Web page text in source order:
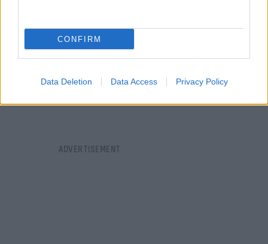
CONFIRM
Data Deletion Data Access Privacy Policy